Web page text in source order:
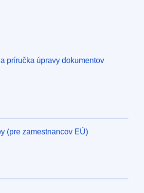
príručka úpravy dokumentov
(pre zamestnancov EÚ)